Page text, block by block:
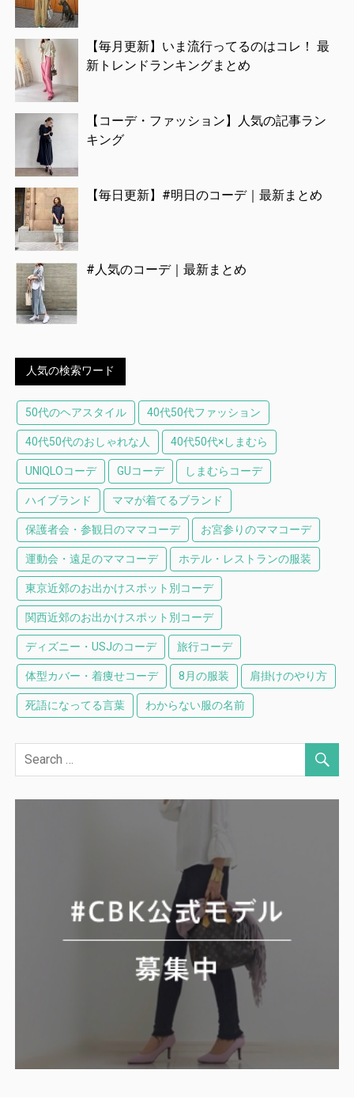
【毎月更新】いま流行ってるのはコレ！ 最
新トレンドランキングまとめ
【コーデ・ファッション】人気の記事ラン
キング
【毎日更新】#明日のコーデ｜最新まとめ
#人気のコーデ｜最新まとめ
人気の検索ワード
50代のヘアスタイル 40代50代ファッション
40代50代のおしゃれな人 40代50代×しまむら
UNIQLOコーデ GUコーデ しまむらコーデ
ハイブランド ママが着てるブランド
保護者会・参観日のママコーデ お宮参りのママコーデ
運動会・遠足のママコーデ ホテル・レストランの服装
東京近郊のお出かけスポット別コーデ
関西近郊のお出かけスポット別コーデ
ディズニー・USJのコーデ 旅行コーデ
体型カバー・着痩せコーデ 8月の服装 肩掛けのやり方
死語になってる言葉 わからない服の名前